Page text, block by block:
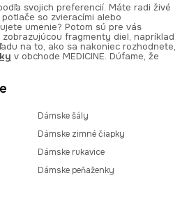
svojich preferencií. Máte radi živé
so zvieracími alebo
umenie? Potom sú pre vás
fragmenty diel, napríklad
na to, ako sa nakoniec rozhodnete,
v obchode MEDICINE. Dúfame, že
Dámske šály
Dámske zimné čiapky
Dámske rukavice
Dámske peňaženky